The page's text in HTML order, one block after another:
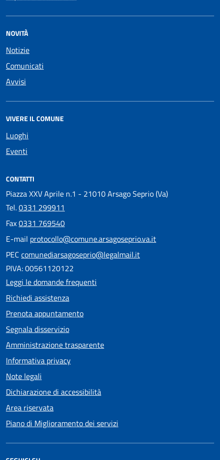
NOVITÀ
Notizie
Comunicati
Avvisi
VIVERE IL COMUNE
Luoghi
Eventi
CONTATTI
Piazza XXV Aprile n.1 - 21010 Arsago Seprio (Va)
Tel.0331 299911
Fax0331 769540
E-mail protocollo@comune.arsagoseprio.va.it
PEC comunediarsagoseprio@legalmail.it
PIVA: 00561120122
Leggi le domande frequenti
Richiedi assistenza
Prenota appuntamento
Segnala disservizio
Amministrazione trasparente
Informativa privacy
Note legali
Dichiarazione di accessibilità
Area riservata
Piano di Miglioramento dei servizi